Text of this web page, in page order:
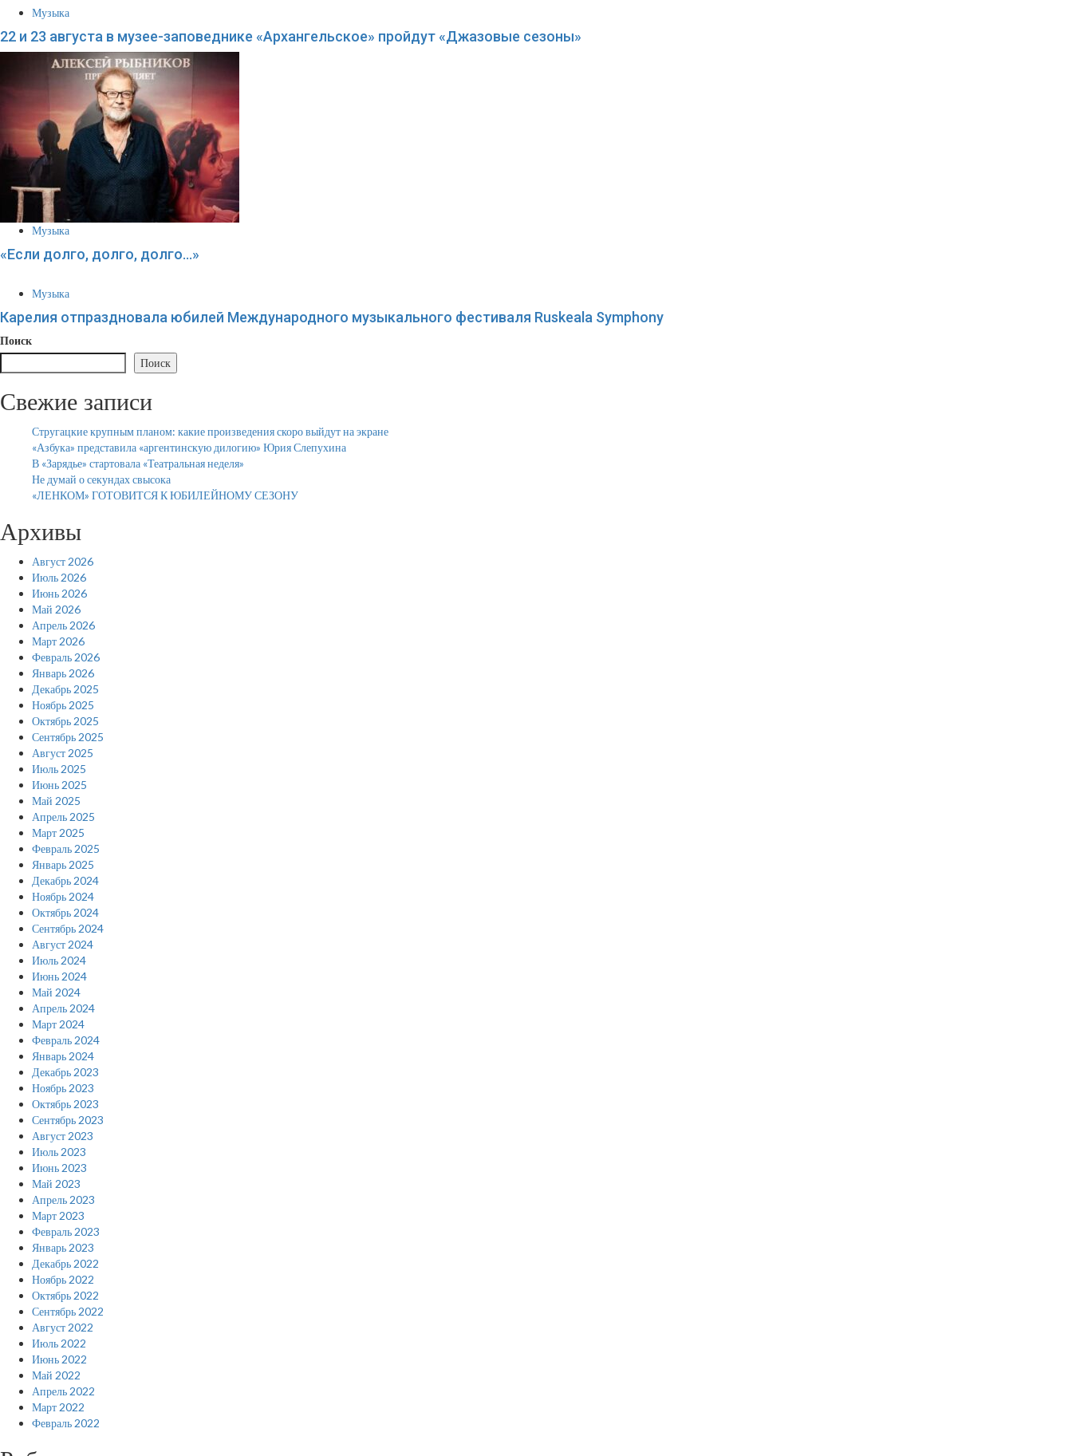
Музыка
22 и 23 августа в музее-заповеднике «Архангельское» пройдут «Джазовые сезоны»
Музыка
«Если долго, долго, долго…»
Музыка
Карелия отпраздновала юбилей Международного музыкального фестиваля Ruskeala Symphony
Поиск
Поиск
Свежие записи
Стругацкие крупным планом: какие произведения скоро выйдут на экране
«Азбука» представила «аргентинскую дилогию» Юрия Слепухина
В «Зарядье» стартовала «Театральная неделя»
Не думай о секундах свысока
«ЛЕНКОМ» ГОТОВИТСЯ К ЮБИЛЕЙНОМУ СЕЗОНУ
Архивы
Август 2026
Июль 2026
Июнь 2026
Май 2026
Апрель 2026
Март 2026
Февраль 2026
Январь 2026
Декабрь 2025
Ноябрь 2025
Октябрь 2025
Сентябрь 2025
Август 2025
Июль 2025
Июнь 2025
Май 2025
Апрель 2025
Март 2025
Февраль 2025
Январь 2025
Декабрь 2024
Ноябрь 2024
Октябрь 2024
Сентябрь 2024
Август 2024
Июль 2024
Июнь 2024
Май 2024
Апрель 2024
Март 2024
Февраль 2024
Январь 2024
Декабрь 2023
Ноябрь 2023
Октябрь 2023
Сентябрь 2023
Август 2023
Июль 2023
Июнь 2023
Май 2023
Апрель 2023
Март 2023
Февраль 2023
Январь 2023
Декабрь 2022
Ноябрь 2022
Октябрь 2022
Сентябрь 2022
Август 2022
Июль 2022
Июнь 2022
Май 2022
Апрель 2022
Март 2022
Февраль 2022